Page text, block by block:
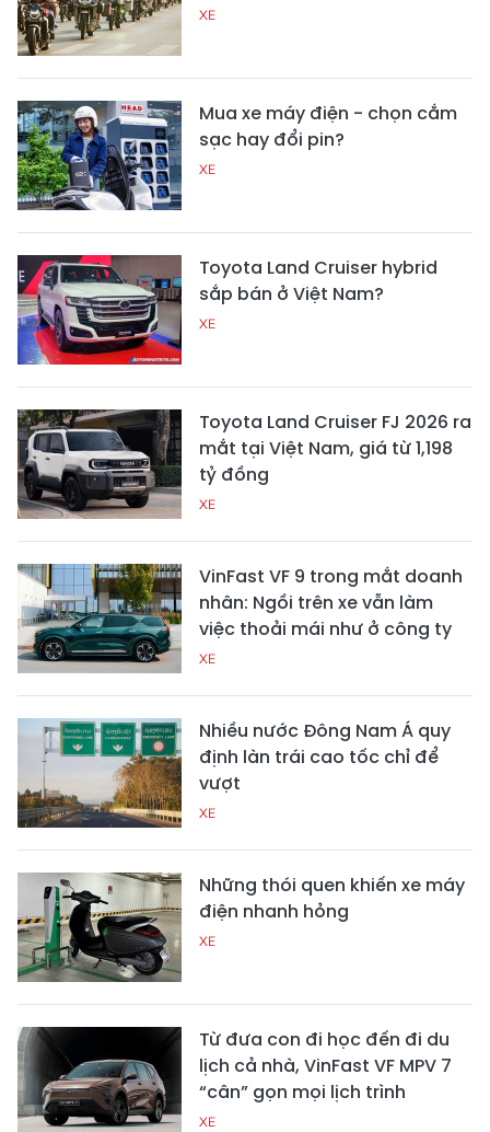
XE
Mua xe máy điện - chọn cắm
sạc hay đổi pin?
XE
Toyota Land Cruiser hybrid
sắp bán ở Việt Nam?
XE
Toyota Land Cruiser FJ 2026 ra
mắt tại Việt Nam, giá từ 1,198
tỷ đồng
XE
VinFast VF 9 trong mắt doanh
nhân: Ngồi trên xe vẫn làm
việc thoải mái như ở công ty
XE
Nhiều nước Đông Nam Á quy
định làn trái cao tốc chỉ để
vượt
XE
Những thói quen khiến xe máy
điện nhanh hỏng
XE
Từ đưa con đi học đến đi du
lịch cả nhà, VinFast VF MPV 7
“cân” gọn mọi lịch trình
XE